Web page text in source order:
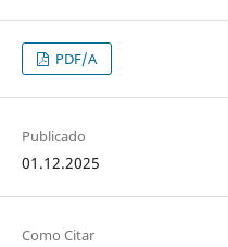
PDF/A
Publicado
01.12.2025
Como Citar